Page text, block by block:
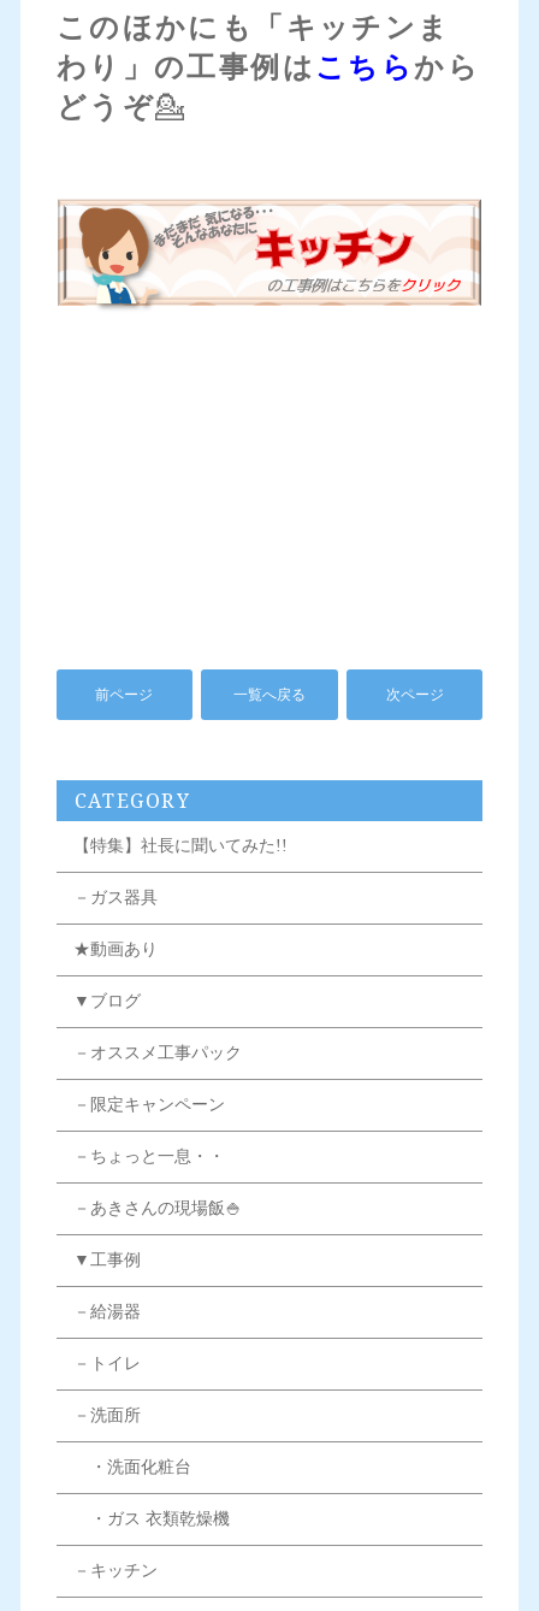
このほかにも「キッチンま
わり」の工事例は こちら から
どうぞ💁
前ページ 一覧へ戻る 次ページ
CATEGORY
【特集】社長に聞いてみた!!
－ガス器具
★動画あり
▼ブログ
－オススメ工事パック
－限定キャンペーン
－ちょっと一息・・
－あきさんの現場飯🍚
▼工事例
－給湯器
－トイレ
－洗面所
・洗面化粧台
・ガス 衣類乾燥機
－キッチン